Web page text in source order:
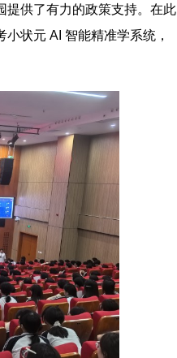
提供了有力的政策支持。在此
状元 AI 智能精准学系统，